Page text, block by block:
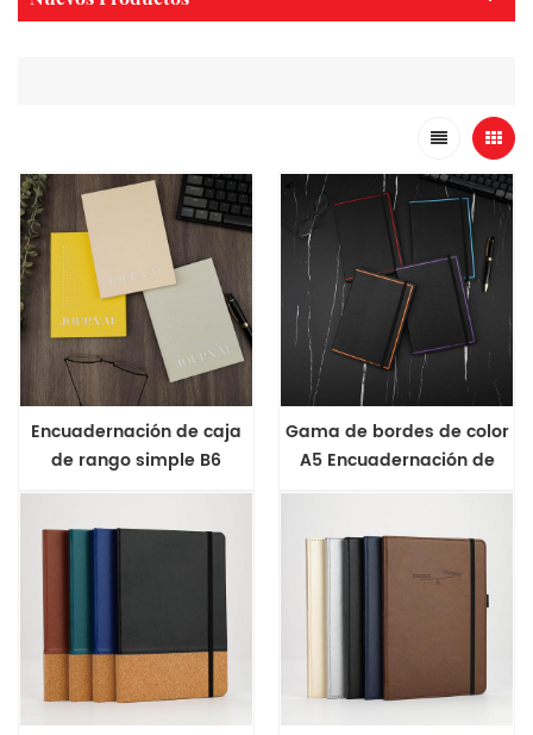
Encuadernación de caja
de rango simple B6
Cuaderno de tapa dura
Gama de bordes de color
A5 Encuadernación de
cajas Simple Business